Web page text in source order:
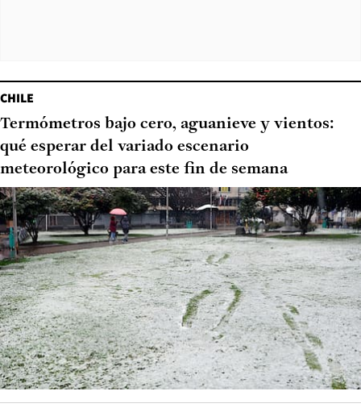
CHILE
Termómetros bajo cero, aguanieve y vientos:
qué esperar del variado escenario
meteorológico para este fin de semana